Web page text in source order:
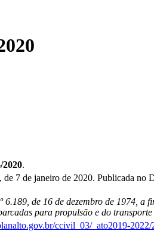
2020.
de 7 de janeiro de 2020. Publicada no
6.189, de 16 de dezembro de 1974, a
para propulsão e do
ccivil_03/_ato2019-